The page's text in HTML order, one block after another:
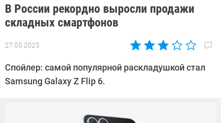
В России рекордно выросли продажи
складных смартфонов
27.05.2025
Автор:
Довлатова
Спойлер: самой популярной раскладушкой стал
Samsung Galaxy Z Flip 6.